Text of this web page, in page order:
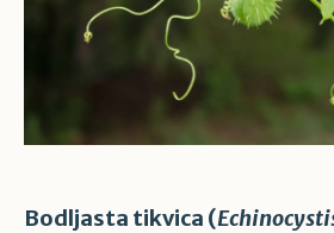
Bodljasta tikvica (